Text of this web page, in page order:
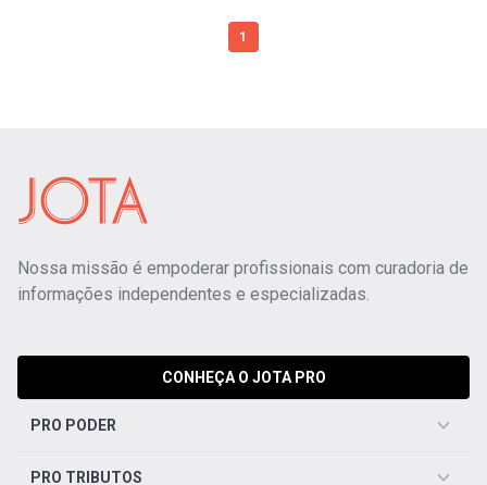
1
Nossa missão é empoderar profissionais com curadoria de
informações independentes e especializadas.
CONHEÇA O JOTA PRO
PRO PODER
PRO TRIBUTOS